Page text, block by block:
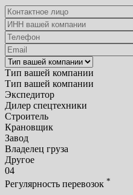
Тип вашей компании
Тип вашей компании
Экспедитор
Дилер спецтехники
Строитель
Крановщик
Завод
Владелец груза
Другое
04
Регулярность перевозок *